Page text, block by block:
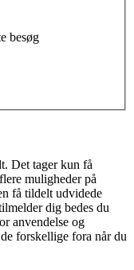
besøg
Det tager kun få
muligheder på
få tildelt udvidede
dig bedes du
anvendelse og
forskellige fora når du